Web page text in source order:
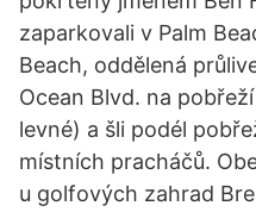
zaparkovali v Palm
Beach, oddělená
Ocean Blvd. na
levné) a šli podél
místních pracháčů.
u golfových zahrad